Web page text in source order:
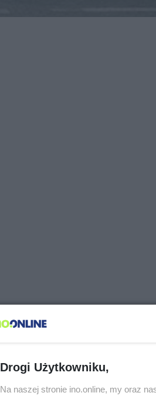
Drogi Użytkowniku,
Na naszej stronie ino.online, my oraz